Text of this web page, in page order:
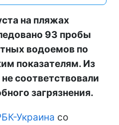
на пляжах
93 пробы
водоемов по
показателям. Из
соответствовали
загрязнения.
Украина со